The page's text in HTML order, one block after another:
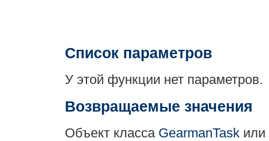
Список параметров
У этой функции нет параметров.
Возвращаемые значения
Объект класса GearmanTask или